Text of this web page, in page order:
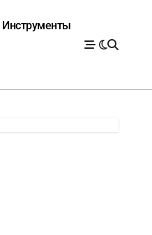
Инструменты